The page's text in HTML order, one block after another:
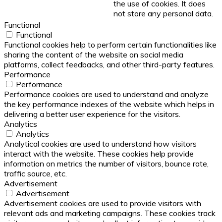
the use of cookies. It does
not store any personal data.
Functional
Functional
Functional cookies help to perform certain functionalities like
sharing the content of the website on social media
platforms, collect feedbacks, and other third-party features.
Performance
Performance
Performance cookies are used to understand and analyze
the key performance indexes of the website which helps in
delivering a better user experience for the visitors.
Analytics
Analytics
Analytical cookies are used to understand how visitors
interact with the website. These cookies help provide
information on metrics the number of visitors, bounce rate,
traffic source, etc.
Advertisement
Advertisement
Advertisement cookies are used to provide visitors with
relevant ads and marketing campaigns. These cookies track